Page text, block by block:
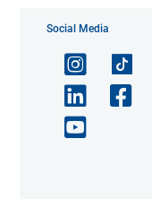
Social Media